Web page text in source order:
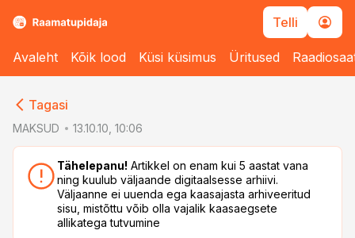
Telli
Avaleht Kõik lood Küsi küsimus Üritused
Tagasi
MAKSUD 13.10.10, 10:06
Tähelepanu! Artikkel on enam kui 5 aastat vana
ning kuulub väljaande digitaalsesse arhiivi.
Väljaanne ei uuenda ega kaasajasta arhiveeritud
sisu, mistõttu võib olla vajalik kaasaegsete
allikatega tutvumine